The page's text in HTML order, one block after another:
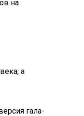
на
а
гала-